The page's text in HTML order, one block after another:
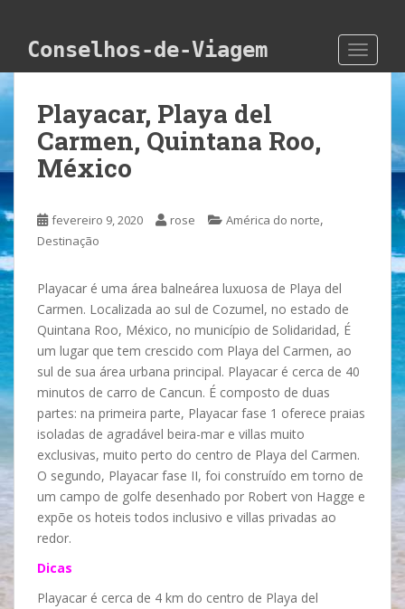
Conselhos-de-Viagem
Playacar, Playa del
Carmen, Quintana Roo,
México
fevereiro 9, 2020 rose América do norte,
Destinação
Playacar é uma área balneárea luxuosa de Playa del
Carmen. Localizada ao sul de Cozumel, no estado de
Quintana Roo, México, no município de Solidaridad, É
um lugar que tem crescido com Playa del Carmen, ao
sul de sua área urbana principal. Playacar é cerca de 40
minutos de carro de Cancun. É composto de duas
partes: na primeira parte, Playacar fase 1 oferece praias
isoladas de agradável beira-mar e villas muito
exclusivas, muito perto do centro de Playa del Carmen.
O segundo, Playacar fase II, foi construído em torno de
um campo de golfe desenhado por Robert von Hagge e
expõe os hoteis todos inclusivo e villas privadas ao
redor.
Dicas
Playacar é cerca de 4 km do centro de Playa del